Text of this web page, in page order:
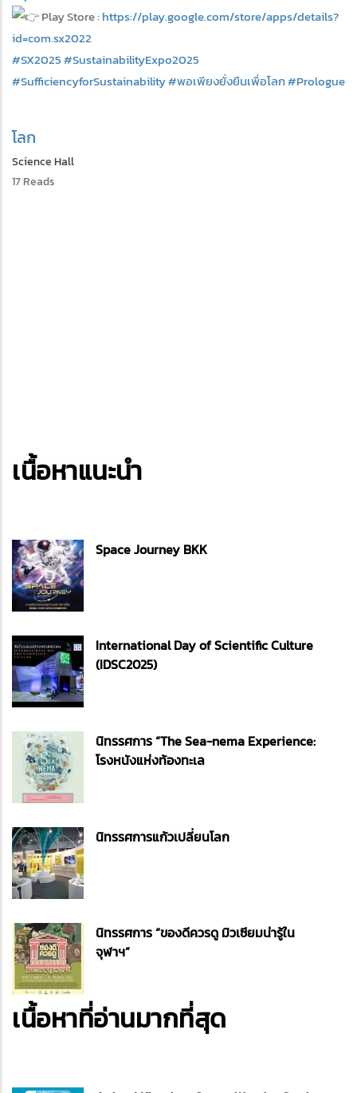
Play Store : https://play.google.com/store/apps/details?
id=com.sx2022
#SX2025#SustainabilityExpo2025
#SufficiencyforSustainability#พอเพียงยั่งยืนเพื่อโลก#Prologue
โลก
Science Hall
17 Reads
เนื้อหาแนะนำ
Space Journey BKK
International Day of Scientific Culture
(IDSC2025)
นิทรรศการ “The Sea-nema Experience:
โรงหนังแห่งท้องทะเล
นิทรรศการแก้วเปลี่ยนโลก
นิทรรศการ “ของดีควรดู มิวเซียมน่ารู้ใน
จุฬาฯ”
เนื้อหาที่อ่านมากที่สุด